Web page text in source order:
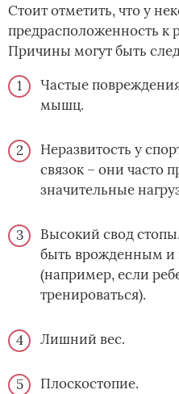
Стоит отметить, что у
предрасположенность к
Причины могут быть
Частые
мышц.
Неразвитость у
связок – они часто
значительные
Высокий свод
быть врожденным и
(например, если
тренироваться).
Лишний вес.
Плоскостопие.